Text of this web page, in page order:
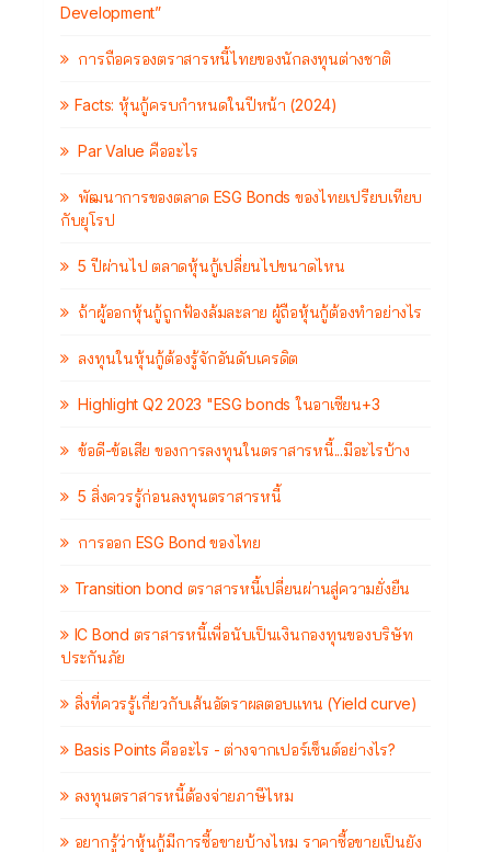
Development”
การถือครองตราสารหนี้ไทยของนักลงทุนต่างชาติ
Facts: หุ้นกู้ครบกำหนดในปีหน้า (2024)
Par Value คืออะไร
พัฒนาการของตลาด ESG Bonds ของไทยเปรียบเทียบ
กับยุโรป
5 ปีผ่านไป ตลาดหุ้นกู้เปลี่ยนไปขนาดไหน
ถ้าผู้ออกหุ้นกู้ถูกฟ้องล้มละลาย ผู้ถือหุ้นกู้ต้องทำอย่างไร
ลงทุนในหุ้นกู้ต้องรู้จักอันดับเครดิต
Highlight Q2 2023 "ESG bonds ในอาเซียน+3
ข้อดี-ข้อเสีย ของการลงทุนในตราสารหนี้...มีอะไรบ้าง
5 สิ่งควรรู้ก่อนลงทุนตราสารหนี้
การออก ESG Bond ของไทย
Transition bond ตราสารหนี้เปลี่ยนผ่านสู่ความยั่งยืน
IC Bond ตราสารหนี้เพื่อนับเป็นเงินกองทุนของบริษัท
ประกันภัย
สิ่งที่ควรรู้เกี่ยวกับเส้นอัตราผลตอบแทน (Yield curve)
Basis Points คืออะไร - ต่างจากเปอร์เซ็นต์อย่างไร?
ลงทุนตราสารหนี้ต้องจ่ายภาษีไหม
อยากรู้ว่าหุ้นกู้มีการซื้อขายบ้างไหม ราคาซื้อขายเป็นยัง